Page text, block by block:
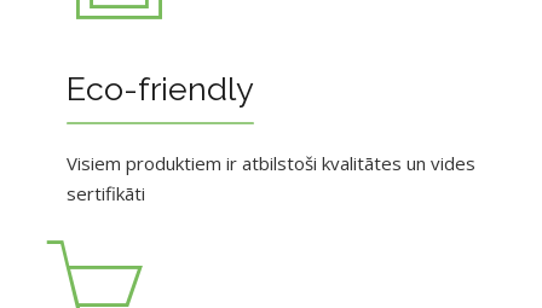
Eco-friendly
Visiem produktiem ir atbilstoši kvalitātes un vides
sertifikāti